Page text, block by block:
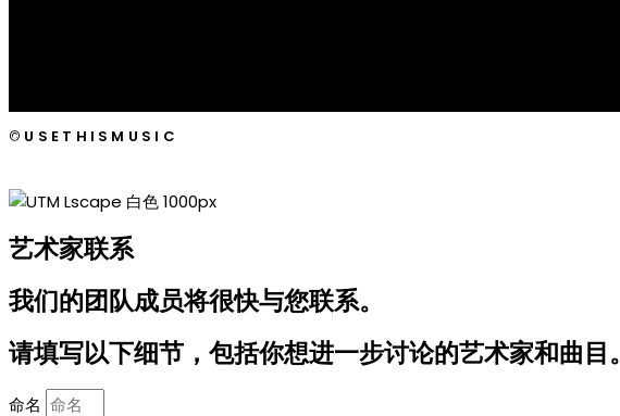
© USETHISMUSIC
艺术家联系
我们的团队成员将很快与您联系。
请填写以下细节，包括你想进一步讨论的艺术家和曲目。
命名